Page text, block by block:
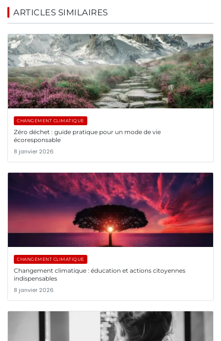
ARTICLES SIMILAIRES
CHANGEMENT CLIMATIQUE
Zéro déchet : guide pratique pour un mode de vie
écoresponsable
8 janvier 2026
CHANGEMENT CLIMATIQUE
Changement climatique : éducation et actions citoyennes
indispensables
8 janvier 2026